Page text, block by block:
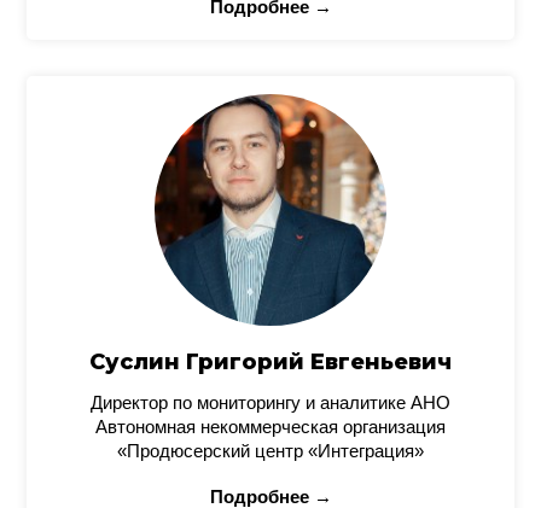
Подробнее →
Суслин Григорий Евгеньевич
Директор по мониторингу и аналитике АНО
Автономная некоммерческая организация
«Продюсерский центр «Интеграция»
Подробнее →